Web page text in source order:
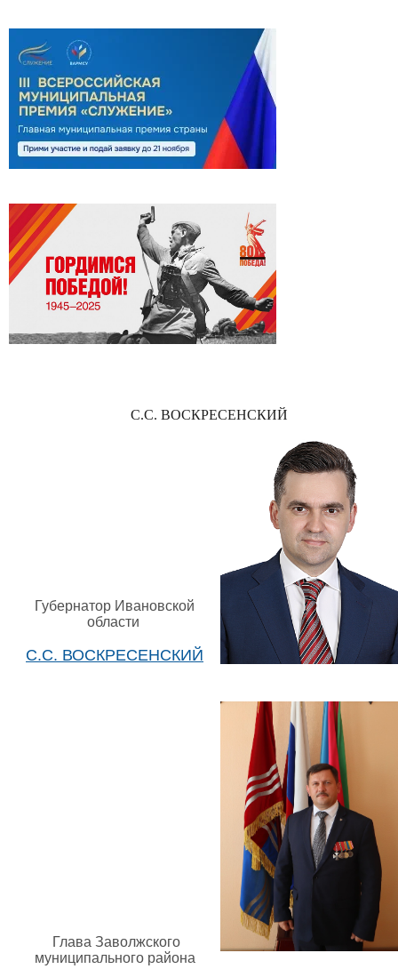
С.С. ВОСКРЕСЕНСКИЙ
Губернатор Ивановской
области
С.С. ВОСКРЕСЕНСКИЙ
Глава Заволжского
муниципального района